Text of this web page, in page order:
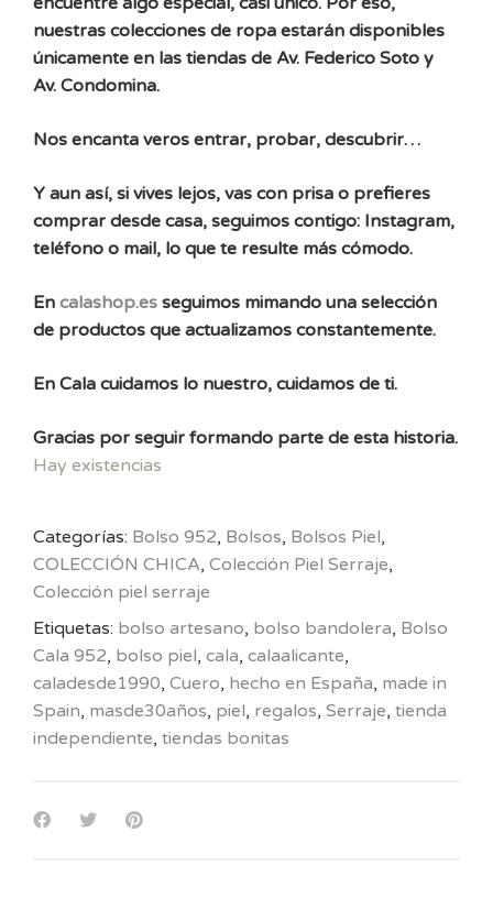
nuestras colecciones de ropa estarán disponibles
únicamente en las tiendas de Av. Federico Soto y
Av. Condomina.
Nos encanta veros entrar, probar, descubrir…
Y aun así, si vives lejos, vas con prisa o prefieres
comprar desde casa, seguimos contigo: Instagram,
teléfono o mail, lo que te resulte más cómodo.
En calashop.es seguimos mimando una selección
de productos que actualizamos constantemente.
En Cala cuidamos lo nuestro, cuidamos de ti.
Gracias por seguir formando parte de esta historia.
Hay existencias
Categorías: Bolso 952, Bolsos, Bolsos Piel,
COLECCIÓN CHICA, Colección Piel Serraje,
Colección piel serraje
Etiquetas: bolso artesano, bolso bandolera, Bolso
Cala 952, bolso piel, cala, calaalicante,
caladesde1990, Cuero, hecho en España, made in
Spain, masde30años, piel, regalos, Serraje, tienda
independiente, tiendas bonitas